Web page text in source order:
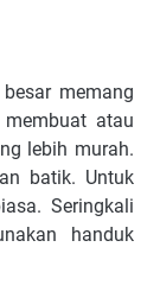
memang
atau
lebih murah.
batik. Untuk
Seringkali
handuk